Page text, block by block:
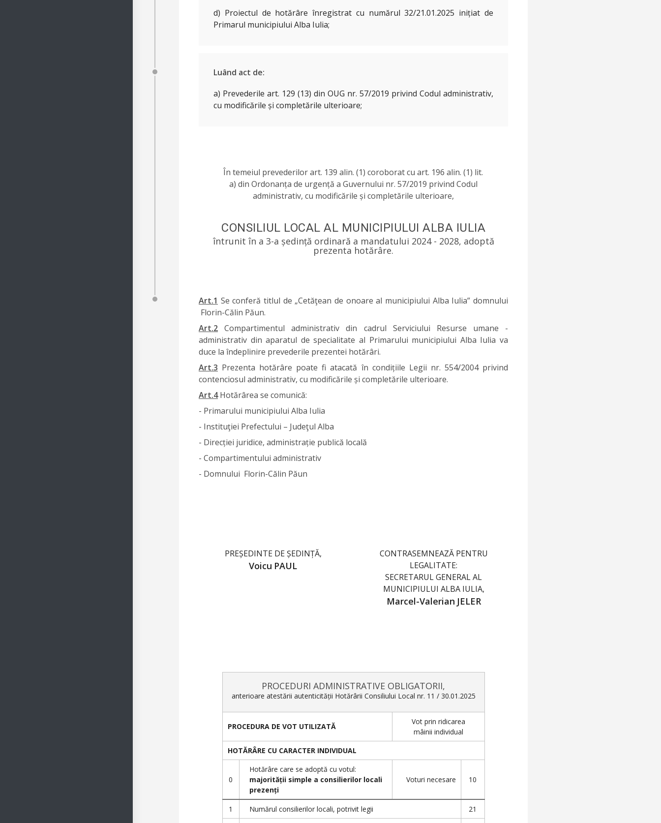
d) Proiectul de hotărâre înregistrat cu numărul 32/21.01.2025 inițiat de
Primarul municipiului Alba Iulia;
Luând act de:
a) Prevederile art. 129 (13) din OUG nr. 57/2019 privind Codul administrativ,
cu modificările și completările ulterioare;
În temeiul prevederilor art. 139 alin. (1) coroborat cu art. 196 alin. (1) lit.
a) din Ordonanța de urgență a Guvernului nr. 57/2019 privind Codul
administrativ, cu modificările și completările ulterioare,
CONSILIUL LOCAL AL MUNICIPIULUI ALBA IULIA
întrunit în a 3-a ședință ordinară a mandatului 2024 - 2028, adoptă
prezenta hotărâre.
Art.1 Se conferă titlul de „Cetăţean de onoare al municipiului Alba Iulia” domnului
Florin-Călin Păun.
Art.2 Compartimentul administrativ din cadrul Serviciului Resurse umane -
administrativ din aparatul de specialitate al Primarului municipiului Alba Iulia va
duce la îndeplinire prevederile prezentei hotărâri.
Art.3 Prezenta hotărâre poate fi atacată în condițiile Legii nr. 554/2004 privind
contenciosul administrativ, cu modificările și completările ulterioare.
Art.4Hotărârea se comunică:
- Primarului municipiului Alba Iulia
- Instituţiei Prefectului – Judeţul Alba
- Direcției juridice, administrație publică locală
- Compartimentului administrativ
- Domnului Florin-Călin Păun
PREȘEDINTE DE ȘEDINȚĂ,
Voicu PAUL
CONTRASEMNEAZĂ PENTRU
LEGALITATE:
SECRETARUL GENERAL AL
MUNICIPIULUI ALBA IULIA,
Marcel-Valerian JELER
PROCEDURI ADMINISTRATIVE OBLIGATORII,
anterioare atestării autenticității Hotărârii Consiliului Local nr. 11 / 30.01.2025
PROCEDURA DE VOT UTILIZATĂ
Vot prin ridicarea
mâinii individual
HOTĂRÂRE CU CARACTER INDIVIDUAL
0
Hotărâre care se adoptă cu votul:
majorității simple a consilierilor locali
prezenți
Voturi necesare 10
1 Numărul consilierilor locali, potrivit legii 21